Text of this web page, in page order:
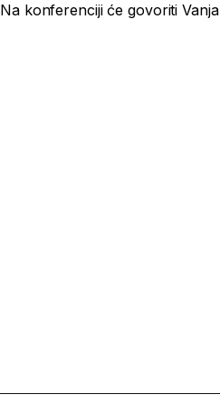
Na konferenciji će govoriti